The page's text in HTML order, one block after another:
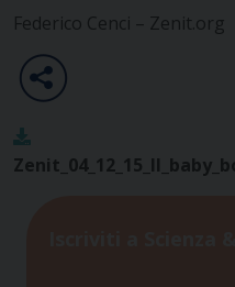
Federico Cenci – Zenit.org